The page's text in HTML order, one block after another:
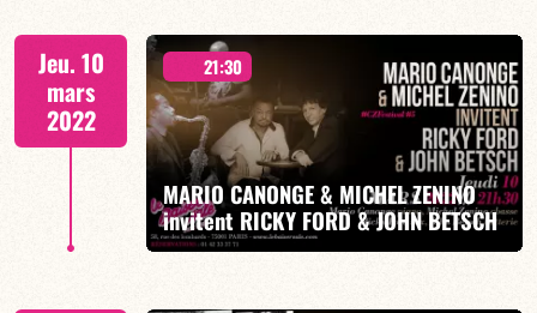
EN SAVOIR PLUS
Jeu. 10
mars
2022
21:30
MARIO CANONGE & MICHEL ZENINO
invitent RICKY FORD & JOHN BETSCH